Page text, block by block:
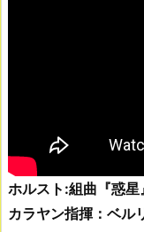
ホルスト:組曲『惑星
カラヤン指揮：ベル